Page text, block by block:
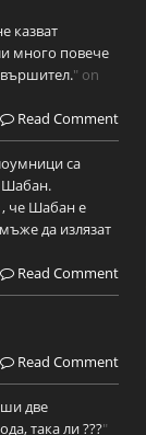
казват
много повече
" on
Read Comment
са
Шабан.
, че Шабан е
да излязат
Read Comment
Read Comment
две
така ли ???"